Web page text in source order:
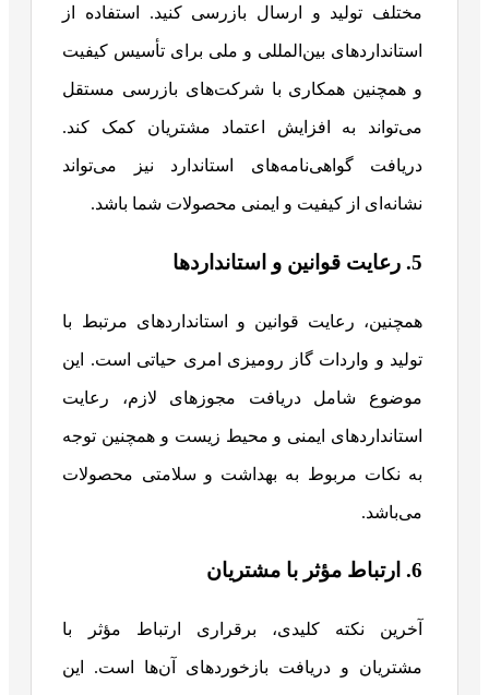
مختلف تولید و ارسال بازرسی کنید. استفاده از
استانداردهای بین‌المللی و ملی برای تأسیس کیفیت
و همچنین همکاری با شرکت‌های بازرسی مستقل
می‌تواند به افزایش اعتماد مشتریان کمک کند.
دریافت گواهی‌نامه‌های استاندارد نیز می‌تواند
نشانه‌ای از کیفیت و ایمنی محصولات شما باشد.
5. رعایت قوانین و استانداردها
همچنین، رعایت قوانین و استانداردهای مرتبط با
تولید و واردات گاز رومیزی امری حیاتی است. این
موضوع شامل دریافت مجوزهای لازم، رعایت
استانداردهای ایمنی و محیط زیست و همچنین توجه
به نکات مربوط به بهداشت و سلامتی محصولات
می‌باشد.
6. ارتباط مؤثر با مشتریان
آخرین نکته کلیدی، برقراری ارتباط مؤثر با
مشتریان و دریافت بازخوردهای آن‌ها است. این